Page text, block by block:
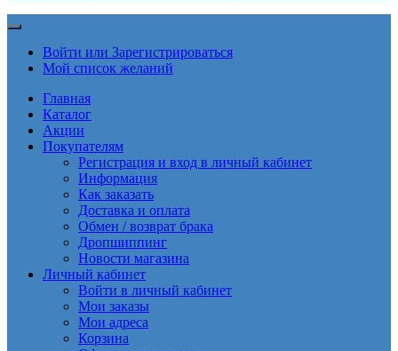
Войти или Зарегистрироваться
Мой список желаний
Главная
Каталог
Акции
Покупателям
Регистрация и вход в личный кабинет
Информация
Как заказать
Доставка и оплата
Обмен / возврат брака
Дропшиппинг
Новости магазина
Личный кабинет
Войти в личный кабинет
Мои заказы
Мои адреса
Корзина